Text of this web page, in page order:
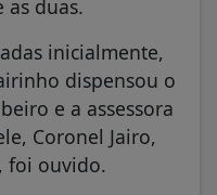
as duas.
inicialmente,
dispensou o
e a assessora
Coronel Jairo,
foi ouvido.